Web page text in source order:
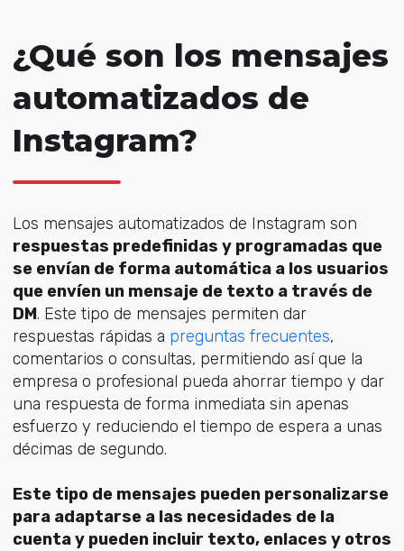
¿Qué son los mensajes
automatizados de
Instagram?
Los mensajes automatizados de Instagram son
respuestas predefinidas y programadas que
se envían de forma automática a los usuarios
que envíen un mensaje de texto a través de
DM. Este tipo de mensajes permiten dar
respuestas rápidas a preguntas frecuentes,
comentarios o consultas, permitiendo así que la
empresa o profesional pueda ahorrar tiempo y dar
una respuesta de forma inmediata sin apenas
esfuerzo y reduciendo el tiempo de espera a unas
décimas de segundo.
Este tipo de mensajes pueden personalizarse
para adaptarse a las necesidades de la
cuenta y pueden incluir texto, enlaces y otros